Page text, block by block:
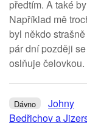
předtím. A také
Například mě
byl někdo
pár dní později
oslňuje
Dávno Johny
Bedřichov a